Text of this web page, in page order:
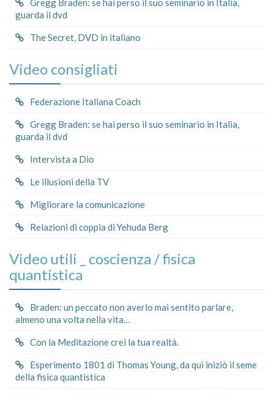
Gregg Braden: se hai perso il suo seminario in Italia,
guarda il dvd
The Secret, DVD in italiano
Video consigliati
Federazione Italiana Coach
Gregg Braden: se hai perso il suo seminario in Italia,
guarda il dvd
Intervista a Dio
Le illusioni della TV
Migliorare la comunicazione
Relazioni di coppia di Yehuda Berg
Video utili _ coscienza / fisica
quantistica
Braden: un peccato non averlo mai sentito parlare,
almeno una volta nella vita…
Con la Meditazione crei la tua realtà.
Esperimento 1801 di Thomas Young, da qui iniziò il seme
della fisica quantistica